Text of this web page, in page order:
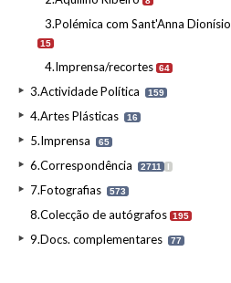
3.Polémica com Sant'Anna Dionísio
15
4.Imprensa/recortes 64
3.Actividade Política 159
4.Artes Plásticas 16
5.Imprensa 65
6.Correspondência 2711 I
7.Fotografias 573
8.Colecção de autógrafos 195
9.Docs. complementares 77